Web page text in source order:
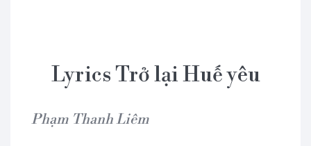
Lyrics Trở lại Huế yêu
Phạm Thanh Liêm